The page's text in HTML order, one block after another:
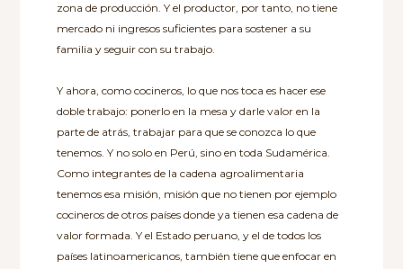
zona de producción. Y el productor, por tanto, no tiene
mercado ni ingresos suficientes para sostener a su
familia y seguir con su trabajo.
Y ahora, como cocineros, lo que nos toca es hacer ese
doble trabajo: ponerlo en la mesa y darle valor en la
parte de atrás, trabajar para que se conozca lo que
tenemos. Y no solo en Perú, sino en toda Sudamérica.
Como integrantes de la cadena agroalimentaria
tenemos esa misión, misión que no tienen por ejemplo
cocineros de otros países donde ya tienen esa cadena de
valor formada. Y el Estado peruano, y el de todos los
países latinoamericanos, también tiene que enfocar en